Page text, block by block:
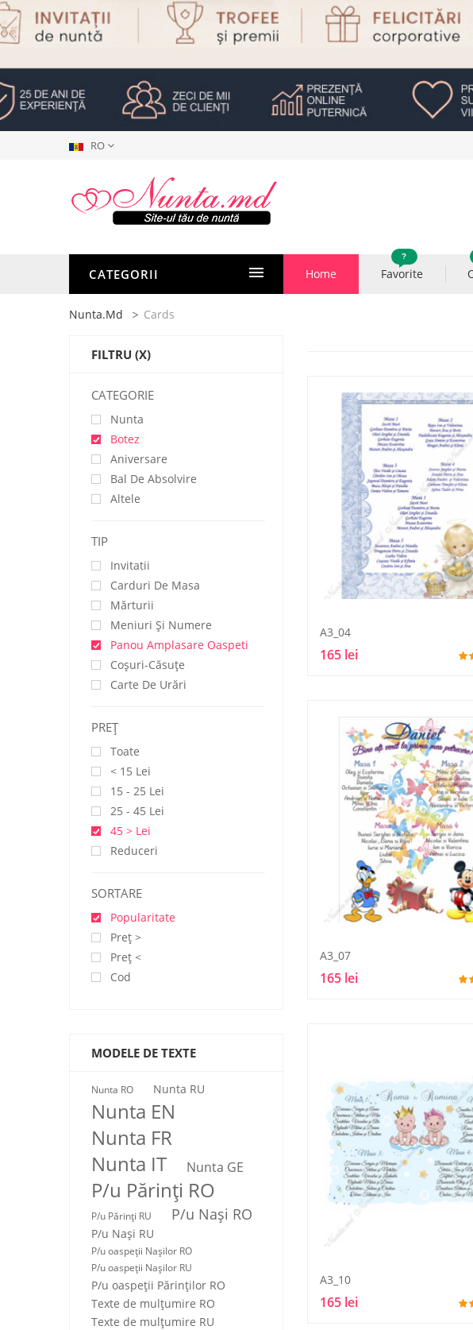
RO
CATEGORII Home Favorite
?
Nunta.md Cards
FILTRU (X)
CATEGORIE
Nunta
Botez
Aniversare
Bal De Absolvire
Altele
TIP
Invitatii
Carduri De Masa
Mărturii
Meniuri Și Numere
Panou Amplasare Oaspeti
Coșuri-Căsuțe
Carte De Urări
PREŢ
Toate
< 15 Lei
15 - 25 Lei
25 - 45 Lei
45 > Lei
Reduceri
SORTARE
Popularitate
Preţ >
Preţ <
Cod
MODELE DE TEXTE
Nunta RO Nunta RU
Nunta EN
Nunta FR
Nunta IT
Nunta GE
P/u Părinți RO
P/u Părinți RU P/u Nași RO
P/u Nași RU
P/u oaspeții Nașilor RO
P/u oaspeții Nașilor RU
P/u oaspeţii Părinţilor RO
Texte de mulţumire RO
Texte de mulţumire RU
A3_04
165 lei
A3_07
165 lei
A3_10
165 lei